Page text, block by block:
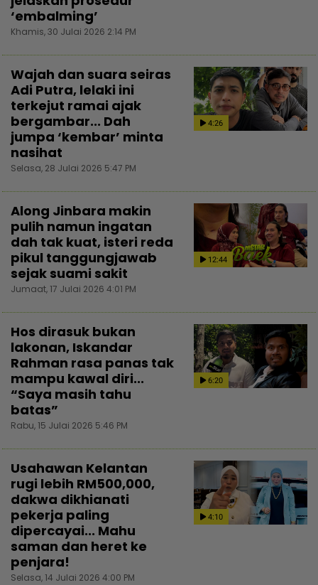
‘embalming’
Khamis, 30 Julai 2026 2:14 PM
4:26
Wajah dan suara seiras
Adi Putra, lelaki ini
terkejut ramai ajak
bergambar... Dah
jumpa ‘kembar’ minta
nasihat
Selasa, 28 Julai 2026 5:47 PM
12:44
Along Jinbara makin
pulih namun ingatan
dah tak kuat, isteri reda
pikul tanggungjawab
sejak suami sakit
Jumaat, 17 Julai 2026 4:01 PM
6:20
Hos dirasuk bukan
lakonan, Iskandar
Rahman rasa panas tak
mampu kawal diri...
“Saya masih tahu
batas”
Rabu, 15 Julai 2026 5:46 PM
4:10
Usahawan Kelantan
rugi lebih RM500,000,
dakwa dikhianati
pekerja paling
dipercayai... Mahu
saman dan heret ke
penjara!
Selasa, 14 Julai 2026 4:00 PM